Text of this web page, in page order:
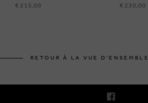
€ 215,00 € 230,00
RETOUR À LA VUE D'ENSEMBLE